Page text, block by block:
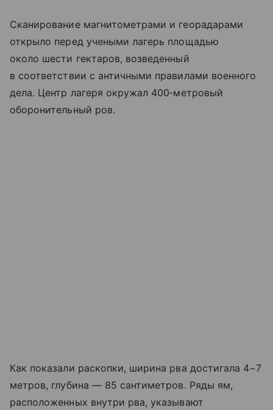
Сканирование магнитометрами и георадарами
открыло перед учеными лагерь площадью
около шести гектаров, возведенный
в соответствии с античными правилами военного
дела. Центр лагеря окружал 400‑метровый
оборонительный ров.
Как показали раскопки, ширина рва достигала 4−7
метров, глубина — 85 сантиметров. Ряды ям,
расположенных внутри рва, указывают